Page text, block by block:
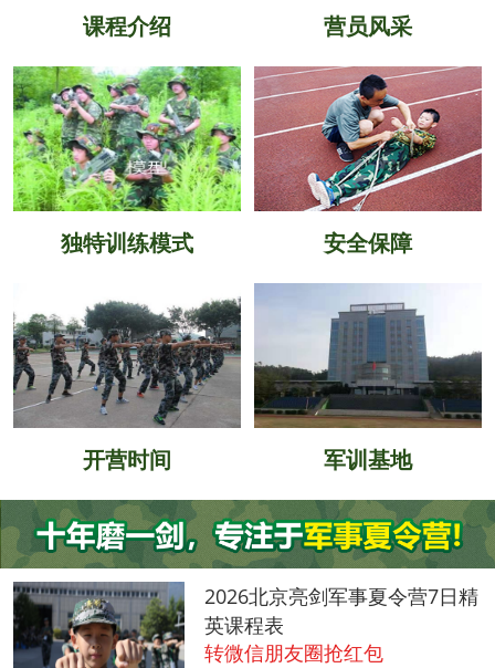
课程介绍 营员风采
独特训练模式 安全保障
开营时间 军训基地
2026北京亮剑军事夏令营7日精
英课程表
转微信朋友圈抢红包